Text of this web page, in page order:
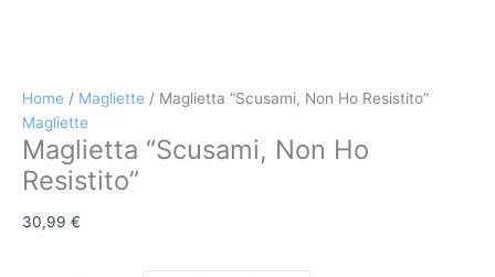
Home / Magliette / Maglietta “Scusami, Non Ho Resistito”
Magliette
Maglietta “Scusami, Non Ho
Resistito”
30,99 €